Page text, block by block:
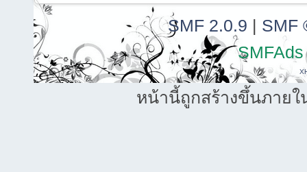
SMF 2.0.9 | SMF
SMFAds
หน้านี้ถูกสร้างขึ้นภายใ